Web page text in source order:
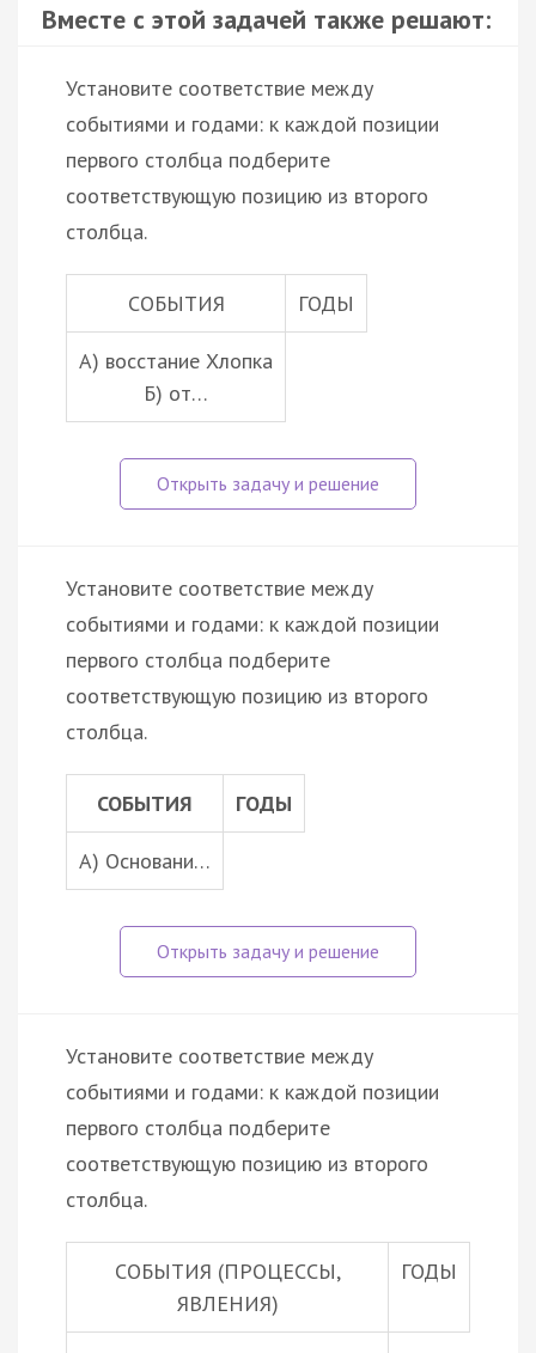
Вместе с этой задачей также решают:
Установите соответствие между
событиями и годами: к каждой позиции
первого столбца подберите
соответствующую позицию из второго
столбца.
СОБЫТИЯ ГОДЫ
A) восстание Хлопка
Б) от…
Установите соответствие между
событиями и годами: к каждой позиции
первого столбца подберите
соответствующую позицию из второго
столбца.
СОБЫТИЯ ГОДЫ
А) Основани…
Установите соответствие между
событиями и годами: к каждой позиции
первого столбца подберите
соответствующую позицию из второго
столбца.
СОБЫТИЯ (ПРОЦЕССЫ,
ЯВЛЕНИЯ)
ГОДЫ